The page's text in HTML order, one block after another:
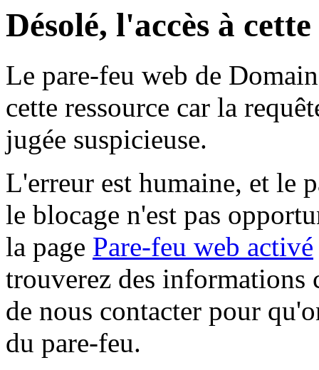
Désolé, l'accès à
Le pare-feu web de
cette ressource car la
jugée suspicieuse.
L'erreur est humaine, et le
le blocage n'est pas
la page Pare-feu web activé
trouverez des informations
de nous contacter pour
du pare-feu.